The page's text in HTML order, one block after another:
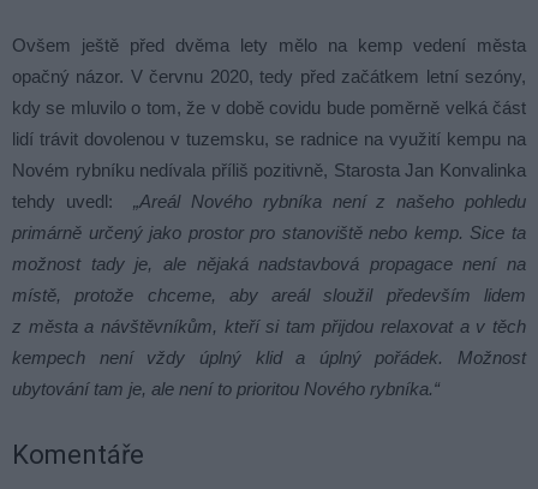
Ovšem ještě před dvěma lety mělo na kemp vedení města
opačný názor. V červnu 2020, tedy před začátkem letní sezóny,
kdy se mluvilo o tom, že v době covidu bude poměrně velká část
lidí trávit dovolenou v tuzemsku, se radnice na využití kempu na
Novém rybníku nedívala příliš pozitivně, Starosta Jan Konvalinka
tehdy uvedl:„Areál Nového rybníka není z našeho pohledu
primárně určený jako prostor pro stanoviště nebo kemp. Sice ta
možnost tady je, ale nějaká nadstavbová propagace není na
místě, protože chceme, aby areál sloužil především lidem
z města a návštěvníkům, kteří si tam přijdou relaxovat a v těch
kempech není vždy úplný klid a úplný pořádek. Možnost
ubytování tam je, ale není to prioritou Nového rybníka.“
Komentáře